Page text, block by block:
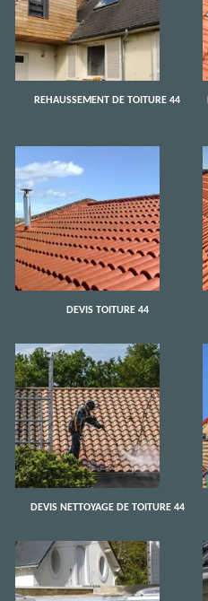
REHAUSSEMENT DE TOITURE 44
DEVIS TOITURE 44
DEVIS NETTOYAGE DE TOITURE 44